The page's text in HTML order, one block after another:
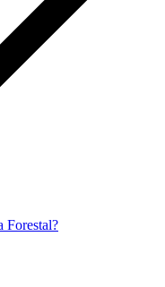
Forestal?